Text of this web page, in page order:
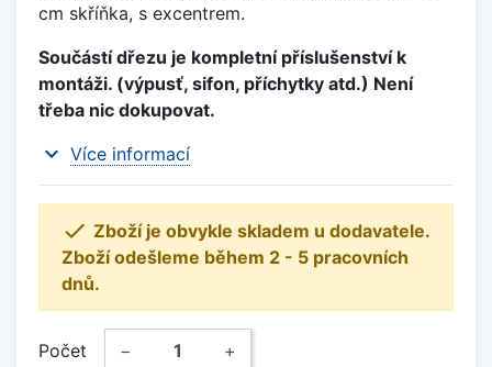
cm skříňka, s excentrem.
Součástí dřezu je kompletní příslušenství k
montáži. (výpusť, sifon, příchytky atd.) Není
třeba nic dokupovat.
expand_more Více informací
 Zboží je obvykle skladem u dodavatele.
Zboží odešleme během 2 - 5 pracovních
dnů.
Počet − +